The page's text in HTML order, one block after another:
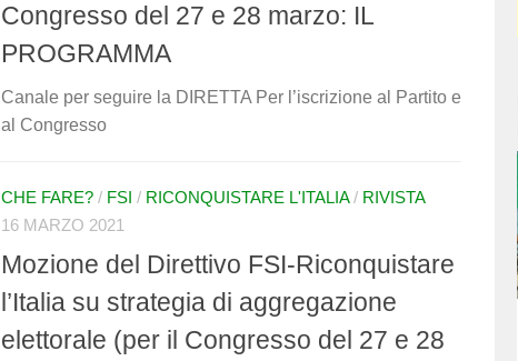
Congresso del 27 e 28 marzo: IL
PROGRAMMA
Canale per seguire la DIRETTA Per l’iscrizione al Partito e
al Congresso
CHE FARE? / FSI / RICONQUISTARE L'ITALIA/ RIVISTA
16 MARZO 2021
Mozione del Direttivo FSI-Riconquistare
l’Italia su strategia di aggregazione
elettorale (per il Congresso del 27 e 28